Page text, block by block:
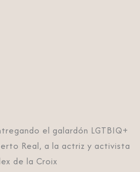
el galardón LGTBIQ+
Real, a la actriz y activista
de la Croix